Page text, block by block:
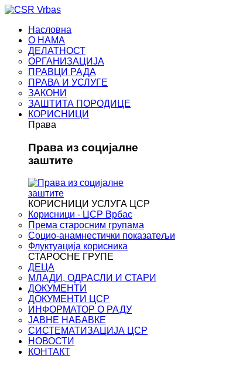
Насловна
О НАМА
ДЕЛАТНОСТ
ОРГАНИЗАЦИЈА
ПРАВЦИ РАДА
ПРАВА И УСЛУГЕ
ЗАКОНИ
ЗАШТИТА ПОРОДИЦЕ
КОРИСНИЦИ
Права
Права из социјалне
заштите
КОРИСНИЦИ УСЛУГА ЦСР
Корисници - ЦСР Врбас
Према старосним групама
Социо-анамнестички показатељи
Флуктуација корисника
СТАРОСНЕ ГРУПЕ
ДЕЦА
МЛАДИ, ОДРАСЛИ И СТАРИ
ДОКУМЕНТИ
ДОКУМЕНТИ ЦСР
ИНФОРМАТОР О РАДУ
ЈАВНЕ НАБАВКЕ
СИСТЕМАТИЗАЦИЈА ЦСР
НОВОСТИ
КОНТАКТ